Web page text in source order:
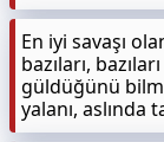
En iyi savaşı
bazıları,
güldüğünü
yalanı, aslında